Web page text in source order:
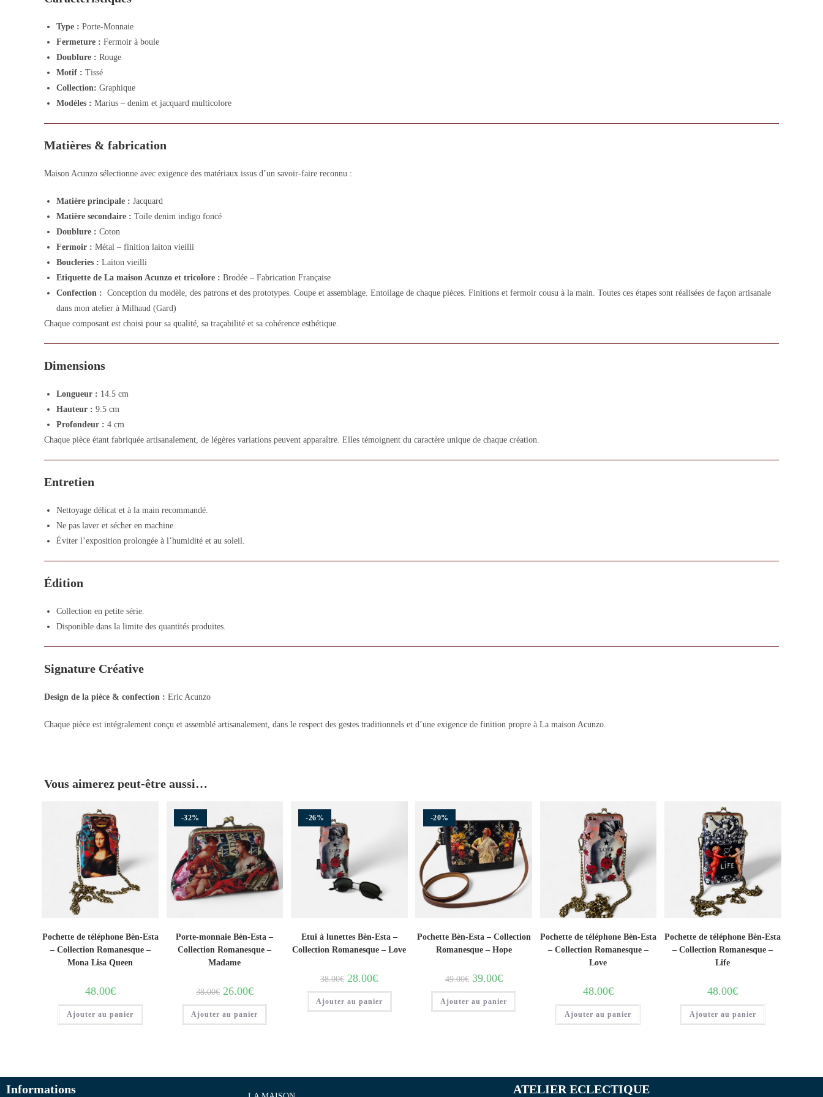
Type : Porte-Monnaie
Fermeture : Fermoir à boule
Doublure : Rouge
Motif : Tissé
Collection: Graphique
Modèles : Marius – denim et jacquard multicolore
Matières & fabrication
Maison Acunzo sélectionne avec exigence des matériaux issus d’un savoir-faire reconnu :
Matière principale : Jacquard
Matière secondaire : Toile denim indigo foncé
Doublure : Coton
Fermoir : Métal – finition laiton vieilli
Boucleries : Laiton vieilli
Etiquette de La maison Acunzo et tricolore : Brodée – Fabrication Française
Confection : Conception du modèle, des patrons et des prototypes. Coupe et assemblage. Entoilage de chaque pièces. Finitions et fermoir cousu à la main. Toutes ces étapes sont réalisées de façon artisanale
dans mon atelier à Milhaud (Gard)
Chaque composant est choisi pour sa qualité, sa traçabilité et sa cohérence esthétique.
Dimensions
Longueur : 14.5 cm
Hauteur : 9.5 cm
Profondeur : 4 cm
Chaque pièce étant fabriquée artisanalement, de légères variations peuvent apparaître. Elles témoignent du caractère unique de chaque création.
Entretien
Nettoyage délicat et à la main recommandé.
Ne pas laver et sécher en machine.
Éviter l’exposition prolongée à l’humidité et au soleil.
Édition
Collection en petite série.
Disponible dans la limite des quantités produites.
Signature Créative
Design de la pièce & confection : Eric Acunzo
Chaque pièce est intégralement conçu et assemblé artisanalement, dans le respect des gestes traditionnels et d’une exigence de finition propre à La maison Acunzo.
Vous aimerez peut-être aussi…
Pochette de téléphone Bèn-Esta
– Collection Romanesque –
Mona Lisa Queen
48.00€
Ajouter au panier
-32%
Porte-monnaie Bèn-Esta –
Collection Romanesque –
Madame
38.00€ 26.00€
Ajouter au panier
-26%
Etui à lunettes Bèn-Esta –
Collection Romanesque – Love
38.00€ 28.00€
Ajouter au panier
-20%
Pochette Bèn-Esta – Collection
Romanesque – Hope
49.00€ 39.00€
Ajouter au panier
Pochette de téléphone Bèn-Esta
– Collection Romanesque –
Love
48.00€
Ajouter au panier
Pochette de téléphone Bèn-Esta
– Collection Romanesque –
Life
48.00€
Ajouter au panier
Informations ATELIER ECLECTIQUE